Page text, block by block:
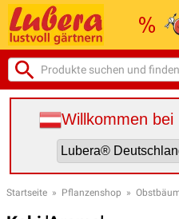
Willkommen
Startseite » Pflanzenshop »